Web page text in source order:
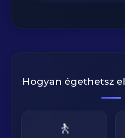
Hogyan égethetsz el
🚶